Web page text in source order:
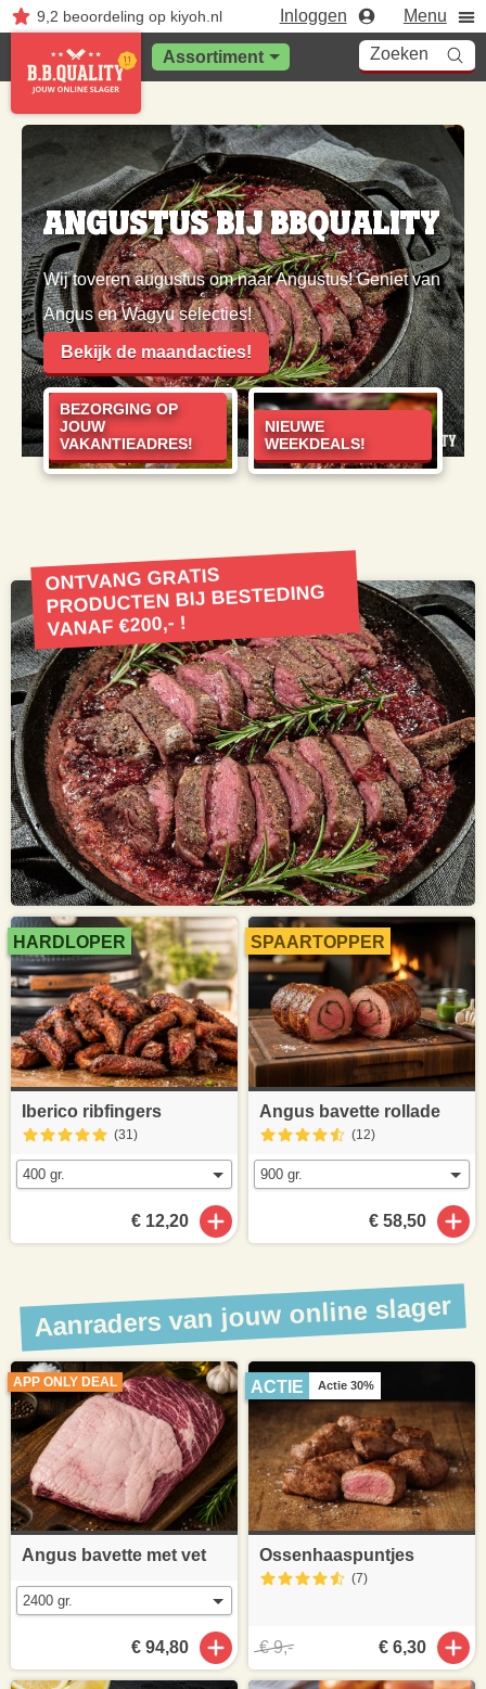
9,2 beoordelingop kiyoh.nl Inloggen Menu
Assortiment Zoeken
Angustus bij BBQuality
Wij toveren augustus om naar Angustus! Geniet van
Angus en Wagyu selecties!
Bekijk de maandacties!
BEZORGING OP
JOUW
VAKANTIEADRES!
NIEUWE
WEEKDEALS!
ONTVANG GRATIS
PRODUCTEN BIJ BESTEDING
VANAF €200,- !
HARDLOPER
Iberico ribfingers
(31)
€ 12,20
SPAARTOPPER
Angus bavette rollade
(12)
€ 58,50
Aanraders van jouw online slager
APP ONLY DEAL
Angus bavette met vet
€ 94,80
ACTIE Actie 30%
Ossenhaaspuntjes
(7)
€ 9,- € 6,30